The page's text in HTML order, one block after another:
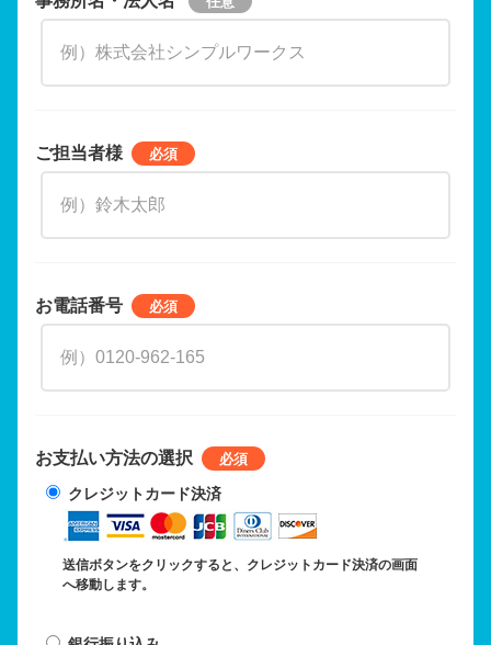
ご担当者様
お電話番号
お支払い方法の選択
クレジットカード決済
送信ボタンをクリックすると、クレジットカード決済の画面
へ移動します。